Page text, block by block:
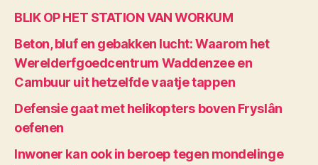
BLIK OP HET STATION VAN WORKUM
Beton, bluf en gebakken lucht: Waarom het
Werelderfgoedcentrum Waddenzee en
Cambuur uit hetzelfde vaatje tappen
Defensie gaat met helikopters boven Fryslân
oefenen
Inwoner kan ook in beroep tegen mondelinge